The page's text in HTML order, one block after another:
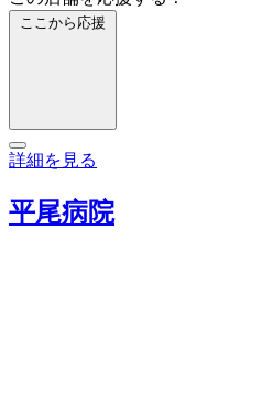
ここから応援
詳細を見る
平尾病院